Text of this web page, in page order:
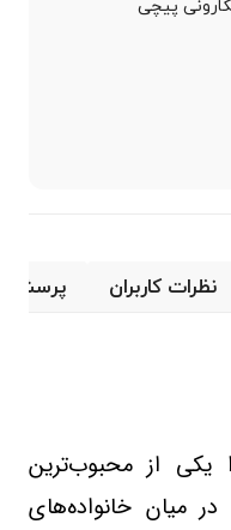
پیچی
نظرات کاربران پرسش
یکی از محبوب‌ترین
در میان خانواده‌های